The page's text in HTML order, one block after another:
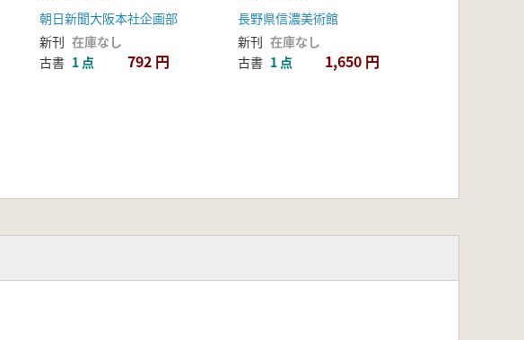
朝日新聞大阪本社企画部
新刊 在庫なし
古書 1 点 792 円
長野県信濃美術館
新刊 在庫なし
古書 1 点 1,650 円